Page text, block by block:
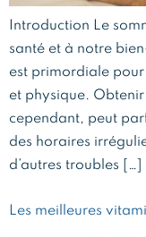
Introduction Le
santé et à notre
est primordiale
et physique.
cependant, peut
des horaires
d’autres troubles […]
Les meilleures